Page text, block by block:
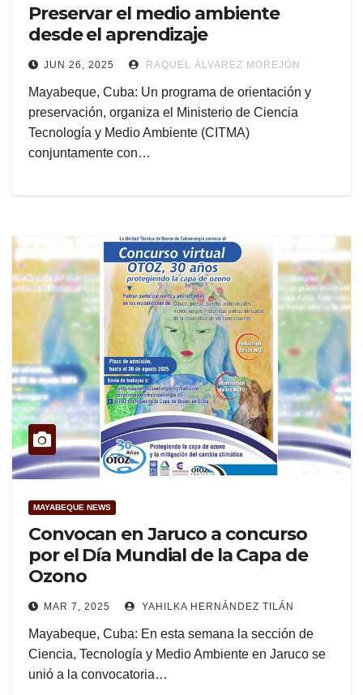
Preservar el medio ambiente
desde el aprendizaje
JUN 26, 2025 RAQUEL ÁLVAREZ MOREJÓN
Mayabeque, Cuba: Un programa de orientación y
preservación, organiza el Ministerio de Ciencia
Tecnología y Medio Ambiente (CITMA)
conjuntamente con…
MAYABEQUE NEWS
Convocan en Jaruco a concurso
por el Día Mundial de la Capa de
Ozono
MAR 7, 2025 YAHILKA HERNÁNDEZ TILÁN
Mayabeque, Cuba: En esta semana la sección de
Ciencia, Tecnología y Medio Ambiente en Jaruco se
unió a la convocatoria…